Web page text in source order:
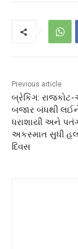
Previous article
બ્રેકિંગ: રાજકોટ-
બજાર બંધથી
ધરાશાયી અને
અકસ્માત સુધી
દિવસ